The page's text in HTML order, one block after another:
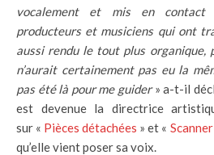
vocalement et mis en
producteurs et musiciens qui ont
aussi rendu le tout plus organique,
n’aurait certainement pas eu la
pas été là pour me guider» a-t-il
est devenue la directrice
sur « Pièces détachées » et « Scanner
qu’elle vient poser sa voix.